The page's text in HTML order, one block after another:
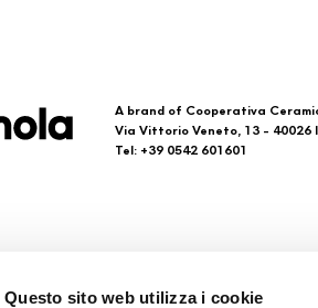
Questo sito web utilizza i cookie
A brand of Cooperativa
Via Vittorio Veneto, 13 - 40026
Tel: +39 0542 601601